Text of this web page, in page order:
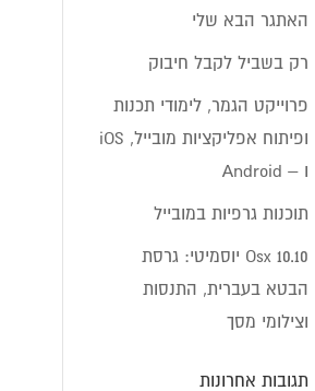
האתגר הבא שלי
רק בשביל לקבל חיבוק
פרוייקט הגמר, לימודי תכנות
ופיתוח אפליקציות מובייל, iOS
ו – Android
תוכנות גרפיות במובייל
Osx 10.10 יוסמיטי: גרסת
הבטא בעברית, התנסות
וצילומי מסך
תגובות אחרונות